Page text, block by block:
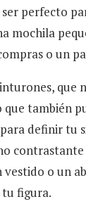
perfecto
mochila
o un
que
que también
definir tu
vestido o un
figura.